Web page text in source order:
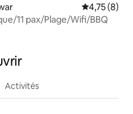
Évaluation
4,75 (8)
11 pax/Plage/Wifi/BBQ
Activités